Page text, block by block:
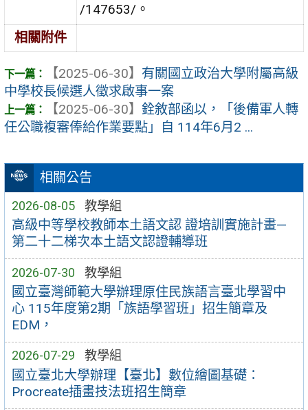
相關公告
2026-08-05 教學組
高級中等學校教師本土語文認 證培訓實施計畫—
第二十二梯次本土語文認證輔導班
2026-07-30 教學組
國立臺灣師範大學辦理原住民族語言臺北學習中
心 115年度第2期「族語學習班」招生簡章及
EDM，
2026-07-29 教學組
國立臺北大學辦理【臺北】數位繪圖基礎：
Procreate插畫技法班招生簡章
/147653/。
相關附件
【2025-06-30】 有關國立政治大學附屬高級
中學校長候選人徵求啟事一案
【2025-06-30】 銓敘部函以，「後備軍人轉
任公職複審俸給作業要點」自 114年6月2 ...